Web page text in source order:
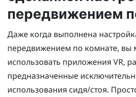
передвижением
Даже когда выполнена
передвижением по комнате, вы
использовать приложения VR,
предназначенные
использования сидя/стоя.